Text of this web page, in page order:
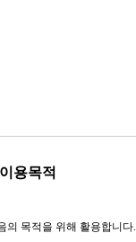
용목적
의 목적을 위해 활용합니다.